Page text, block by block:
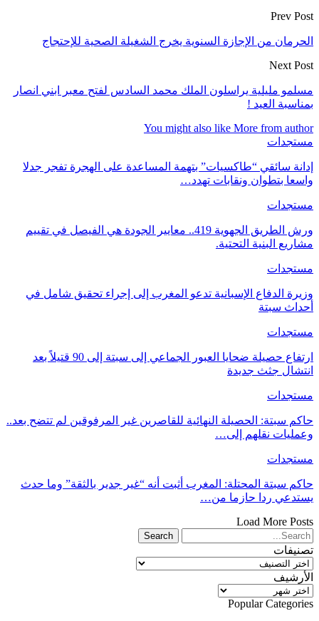
Prev Post
الحرمان من الإجازة السنوية يخرج الشغيلة الصحية للإحتجاج
Next Post
مسلمو مليلية يراسلون الملك محمد السادس لفتح معبر ابني انصار
بمناسبة العيد !
You might also like More from author
مستجدات
إدانة سائقي “طاكسيات” بتهمة المساعدة على الهجرة تفجر جدلا
واسعا بتطوان ونقابات تهدد…
مستجدات
ورش الطريق الجهوية 419.. معايير الجودة هي الفيصل في تقييم
مشاريع البنية التحتية.
مستجدات
وزيرة الدفاع الإسبانية تدعو المغرب إلى إجراء تحقيق شامل في
أحداث سبتة
مستجدات
ارتفاع حصيلة ضحايا العبور الجماعي إلى سبتة إلى 90 قتيلاً بعد
انتشال جثث جديدة
مستجدات
حاكم سبتة: الحصيلة النهائية للقاصرين غير المرفوقين لم تتضح بعد..
وعمليات نقلهم إلى…
مستجدات
حاكم سبتة المحتلة: المغرب أثبت أنه “غير جدير بالثقة” وما حدث
يستدعي ردا حازما من…
Load More Posts
تصنيفات
تصنيفات
الأرشيف
الأرشيف
Popular Categories